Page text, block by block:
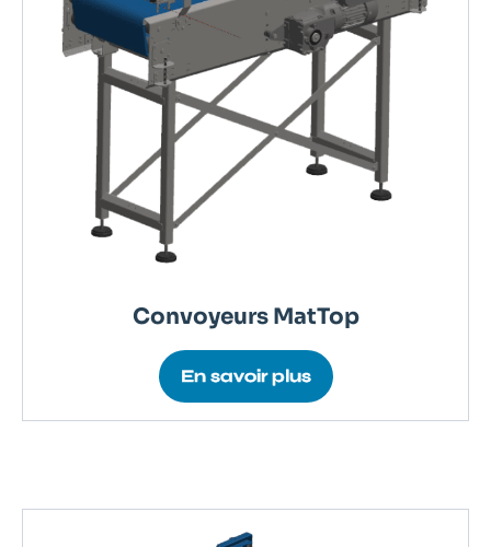
Convoyeurs MatTop
En savoir plus